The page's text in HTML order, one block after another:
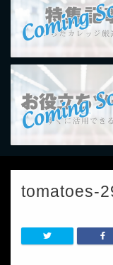
tomatoes-